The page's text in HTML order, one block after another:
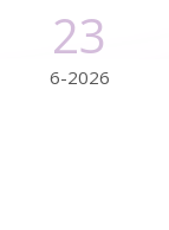
23
6-2026